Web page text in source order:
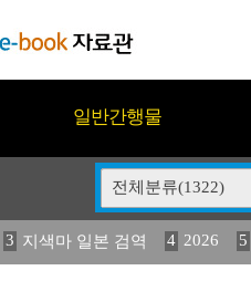
일반간행물
전체분류(1322)
3 지색마 일본 검역 4 2026
5
독성 식물 도감 13 媛 異 14